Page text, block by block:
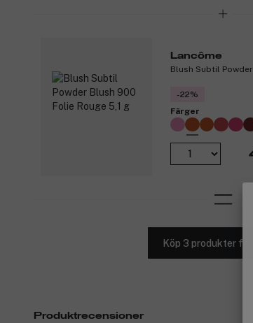
Lancôme
Blush Subtil
-22%
Färger
Köp 3 produkter för
Produktrecensioner